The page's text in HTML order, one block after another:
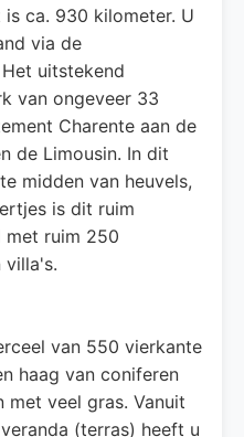
ca. 930 kilometer. U
via de
uitstekend
van ongeveer 33
Charente aan de
de Limousin. In dit
midden van heuvels,
is dit ruim
ruim 250
villa's.
van 550 vierkante
haag van coniferen
met veel gras. Vanuit
(terras) heeft u